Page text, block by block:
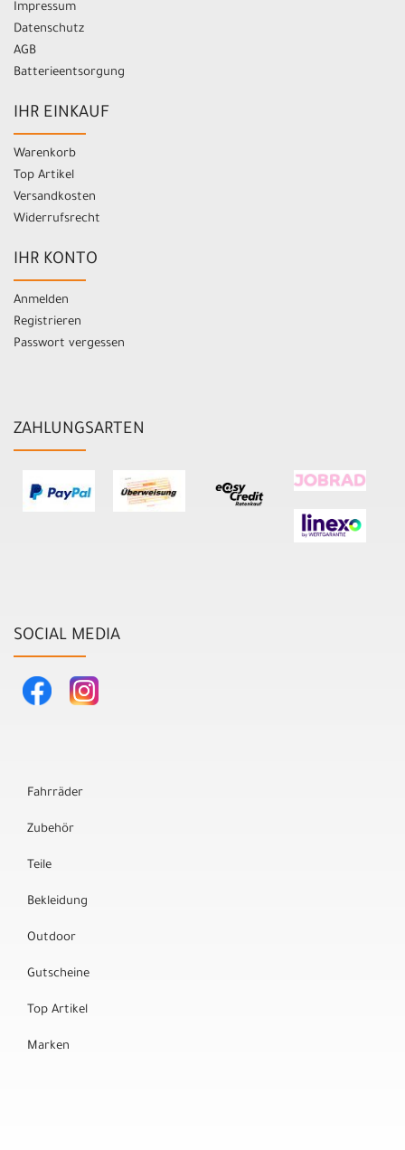
Impressum
Datenschutz
AGB
Batterieentsorgung
IHR EINKAUF
Warenkorb
Top Artikel
Versandkosten
Widerrufsrecht
IHR KONTO
Anmelden
Registrieren
Passwort vergessen
ZAHLUNGSARTEN
SOCIAL MEDIA
Fahrräder
Zubehör
Teile
Bekleidung
Outdoor
Gutscheine
Top Artikel
Marken